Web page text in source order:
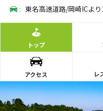
: 東名高速道路/岡崎ICよ
トップ
アクセス レ